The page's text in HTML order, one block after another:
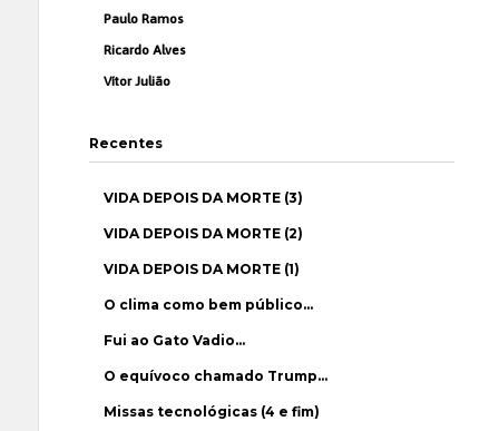
Paulo Ramos
Ricardo Alves
Vítor Julião
Recentes
VIDA DEPOIS DA MORTE (3)
VIDA DEPOIS DA MORTE (2)
VIDA DEPOIS DA MORTE (1)
O clima como bem público…
Fui ao Gato Vadio…
O equívoco chamado Trump…
Missas tecnológicas (4 e fim)